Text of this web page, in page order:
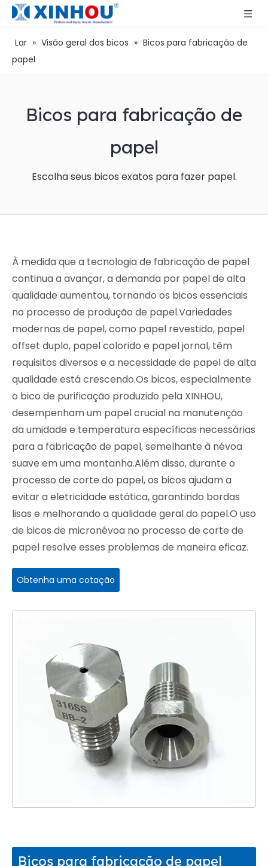
Lar » Visão geral dos bicos » Bicos para fabricação de
papel
Bicos para fabricação de
papel
Escolha seus bicos exatos para fazer papel.
À medida que a tecnologia de fabricação de papel
continua a avançar, a demanda por papel de alta
qualidade aumentou, tornando os bicos essenciais
no processo de produção de papel.Variedades
modernas de papel, como papel revestido, papel
offset duplo, papel colorido e papel jornal, têm
requisitos diversos e a necessidade de papel de alta
qualidade está crescendo.Os bicos, especialmente
o bico de purificação produzido pela XINHOU,
desempenham um papel crucial na manutenção
da umidade e temperatura específicas necessárias
para a fabricação de papel, semelhante à névoa
suave em uma montanha.Além disso, durante o
processo de corte do papel, os bicos ajudam a
evitar a eletricidade estática, garantindo bordas
lisas e melhorando a qualidade geral do papel.O uso
de bicos de micronévoa no processo de corte de
papel resolve esses problemas de maneira eficaz.
Obtenha uma cotação
Bicos para fabricação de papel